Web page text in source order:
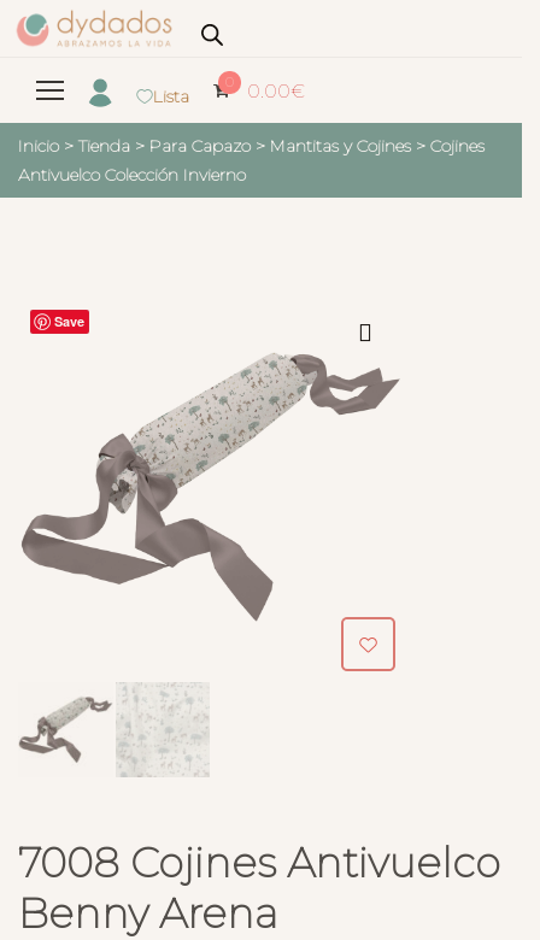
Lista
0 0.00€
Inicio > Tienda > Para Capazo > Mantitas y Cojines > Cojines
Antivuelco Colección Invierno
Save
7008 Cojines Antivuelco
Benny Arena